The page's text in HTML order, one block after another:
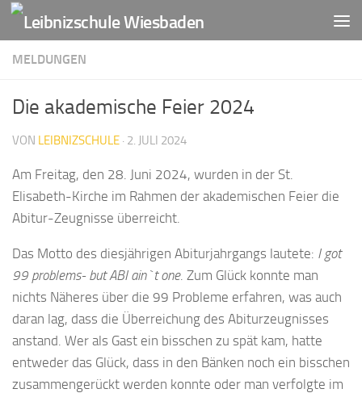
Zum Inhalt springen
MELDUNGEN
Die akademische Feier 2024
VON LEIBNIZSCHULE · 2. JULI 2024
Am Freitag, den 28. Juni 2024, wurden in der St.
Elisabeth-Kirche im Rahmen der akademischen Feier die
Abitur-Zeugnisse überreicht.
Das Motto des diesjährigen Abiturjahrgangs lautete: I got
99 problems- but ABI ain`t one. Zum Glück konnte man
nichts Näheres über die 99 Probleme erfahren, was auch
daran lag, dass die Überreichung des Abiturzeugnisses
anstand. Wer als Gast ein bisschen zu spät kam, hatte
entweder das Glück, dass in den Bänken noch ein bisschen
zusammengerückt werden konnte oder man verfolgte im